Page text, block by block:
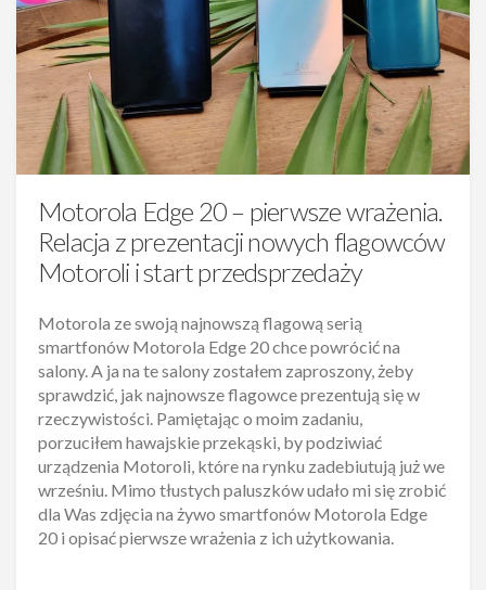
Motorola Edge 20 – pierwsze wrażenia.
Relacja z prezentacji nowych flagowców
Motoroli i start przedsprzedaży
Motorola ze swoją najnowszą flagową serią
smartfonów Motorola Edge 20 chce powrócić na
salony. A ja na te salony zostałem zaproszony, żeby
sprawdzić, jak najnowsze flagowce prezentują się w
rzeczywistości. Pamiętając o moim zadaniu,
porzuciłem hawajskie przekąski, by podziwiać
urządzenia Motoroli, które na rynku zadebiutują już we
wrześniu. Mimo tłustych paluszków udało mi się zrobić
dla Was zdjęcia na żywo smartfonów Motorola Edge
20 i opisać pierwsze wrażenia z ich użytkowania.